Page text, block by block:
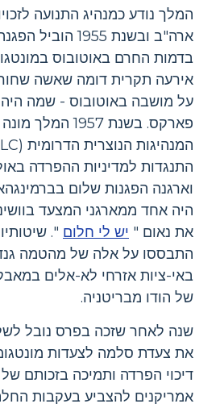
המלך נודע כמנהיג התנועה
ארה"ב ובשנת 1955
בדמות החרם באוטובוס
אירעה תקרית דומה שאשה
על מושבה באוטובוס - שמה היה,
פארקס. בשנת 1957
התנגדות למדיניות ההפרדה
וארגנה הפגנות שלום
היה אחד ממארגני המצעד
את נאום " יש לי חלום ".
התבססו על אלה של מהטמה
באי-ציות אזרחי לא-אלים
של הודו מבריטניה.
שנה לאחר שזכה בפרס נובל
את צעדת סלמה לצעדות
דיכוי הפרדה ותמיכה בזכותם
אמריקנים להצביע בעקבות